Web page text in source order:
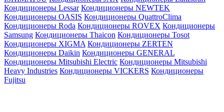
Кондиционеры Lessar Кондиционеры NEWTEK
Кондиционеры OASIS Кондиционеры QuattroClima
Кондиционеры Roda Кондиционеры ROVEX Кондиционеры
Samsung Кондиционеры Thaicon Кондиционеры Tosot
Кондиционеры XIGMA Кондиционеры ZERTEN
Кондиционеры Daikin Кондиционеры GENERAL
Кондиционеры Mitsubishi Electric Кондиционеры Mitsubishi
Heavy Industries Кондиционеры VICKERS Кондиционеры
Fujitsu